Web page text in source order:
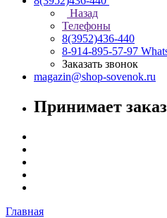
Назад
Телефоны
8(3952)436-440
8-914-895-57-97
Заказать звонок
magazin@shop-sovenok.ru
Принимает
Главная